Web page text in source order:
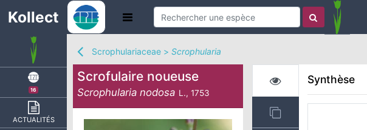
Kollect
16
ACTUALITÉS
Scrophulariaceae > Scrophularia
Scrofulaire noueuse
Scrophularia nodosa L., 1753
Synthèse